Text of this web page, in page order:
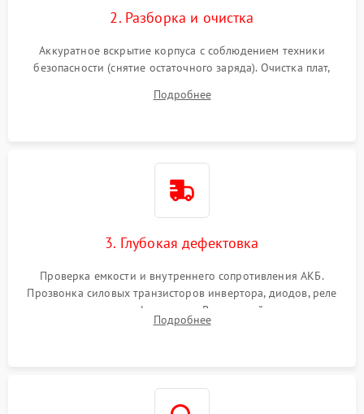
2. Разборка и очистка
Аккуратное вскрытие корпуса с соблюдением техники
безопасности (снятие остаточного заряда). Очистка плат,
и кистей для предотвращения перегрева и замыканий.
Подробнее
3. Глубокая дефектовка
Проверка емкости и внутреннего сопротивления АКБ.
Прозвонка силовых транзисторов инвертора, диодов, реле
переключения и трансформатора. Визуальный поиск вздутых
конденсаторов и прогаров на печатной плате.
Подробнее